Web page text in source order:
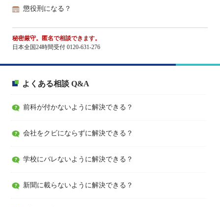
懲役刑になる？
秘密厳守。匿名で相談できます。
日本全国24時間受付 0120-631-276
よくある相談 Q&A
前科が付かないように解決できる？
会社をクビにならずに解決できる？
学校にバレないように解決できる？
新聞に載らないように解決できる？